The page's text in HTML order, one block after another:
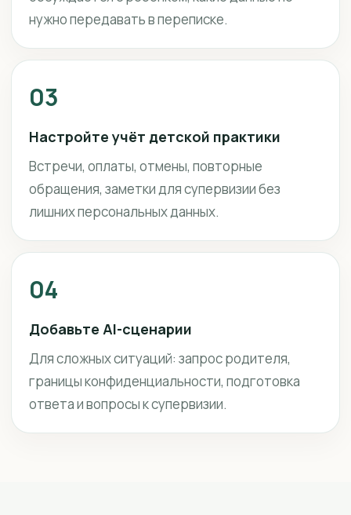
нужно передавать в переписке.
03
Настройте учёт детской практики
Встречи, оплаты, отмены, повторные
обращения, заметки для супервизии без
лишних персональных данных.
04
Добавьте AI-сценарии
Для сложных ситуаций: запрос родителя,
границы конфиденциальности, подготовка
ответа и вопросы к супервизии.